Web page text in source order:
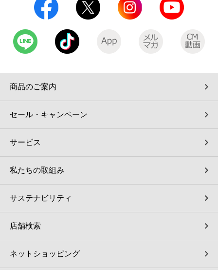
商品のご案内
セール・キャンペーン
サービス
私たちの取組み
サステナビリティ
店舗検索
ネットショッピング